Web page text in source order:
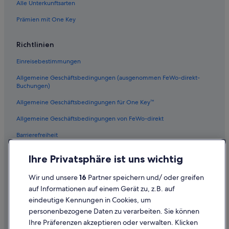
Danby Hotels
All-Inclusive- in New York
Chalets in New York
Gasthöfe in New York
Virgil Hotels
German Hotels
Hotels mit Yoga in New York
Dryden Hotels
Hütten in New York
Motels in Truxton
Alle Unterkunftsarten
Prämien mit One Key
Richtlinien
Einreisebestimmungen
Allgemeine Geschäftsbedingungen (ausgenommen FeWo-direkt-
Buchungen)
Allgemeine Geschäftsbedingungen für One Key™
Allgemeine Geschäftsbedingungen von FeWo-direkt
Barrierefreiheit
Inhaltsrichtlinien und Melden von Inhalten
Hilfe
Ihre Privatsphäre ist uns wichtig
Wir und unsere16 Partner speichern und/ oder greifen
auf Informationen auf einem Gerät zu, z.B. auf
eindeutige Kennungen in Cookies, um
personenbezogene Daten zu verarbeiten. Sie können
Ihre Präferenzen akzeptieren oder verwalten. Klicken